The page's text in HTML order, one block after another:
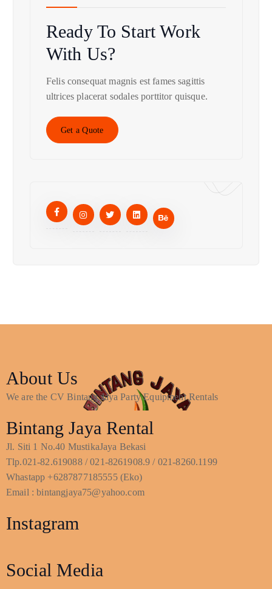
Ready To StartWork
With Us?
Felis consequat magnis est fames sagittis
ultrices placerat sodales porttitor quisque.
Get a Quote
About Us
We are the CV Bintang Jaya Party Equipment Rentals
Bintang Jaya Rental
Jl. Siti 1 No.40 MustikaJaya Bekasi
Tlp.021-82.619088 / 021-8261908.9 / 021-8260.1199
Whastapp +6287877185555 (Eko)
Email : bintangjaya75@yahoo.com
Instagram
Social Media